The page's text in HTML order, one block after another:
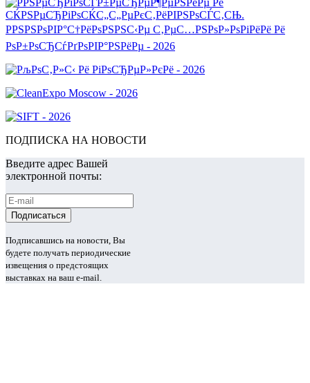
ПОДПИСКА НА НОВОСТИ
Введите адрес Вашей
электронной почты:
Подписавшись на новости, Вы
будете получать периодические
извещения о предстоящих
выставках на ваш e-mail.